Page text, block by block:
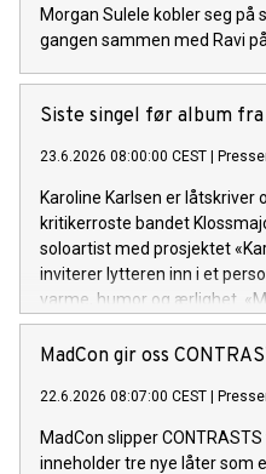
Morgan Sulele kobler seg på
gangen sammen med Ravi
Siste singel før album
23.6.2026 08:00:00 CEST
Karoline Karlsen er låtskriver
kritikerroste bandet
soloartist med prosjektet
inviterer lytteren inn i et
varme, humor og ærlighet.
MadCon gir oss
22.6.2026 08:07:00 CEST
MadCon slipper
inneholder tre nye låter som